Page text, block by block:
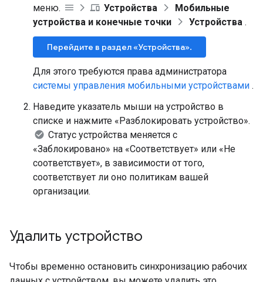
меню.
Устройства
Мобильные
устройства и конечные точки
Устройства .
Перейдите в раздел «Устройства».
Для этого требуются права администратора
системы управления мобильными устройствами .
Наведите указатель мыши на устройство в
списке и нажмите «Разблокировать устройство».
Статус устройства меняется с
«Заблокировано» на «Соответствует» или «Не
соответствует», в зависимости от того,
соответствует ли оно политикам вашей
организации.
Удалить устройство
Чтобы временно остановить синхронизацию рабочих